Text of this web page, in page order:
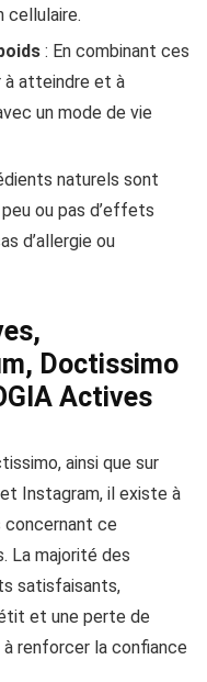
cellulaire.
: En combinant ces
atteindre et à
un mode de vie
naturels sont
ou pas d’effets
d’allergie ou
Doctissimo
Actives
ainsi que sur
Instagram, il existe à
ce
La majorité des
satisfaisants,
et une perte de
renforcer la confiance